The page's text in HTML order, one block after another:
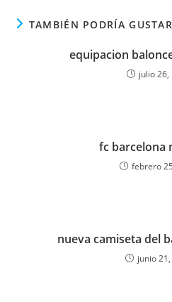
TAMBIÉN PODRÍA
equipacion
julio 26,
fc barcelona
febrero
nueva camiseta del
junio